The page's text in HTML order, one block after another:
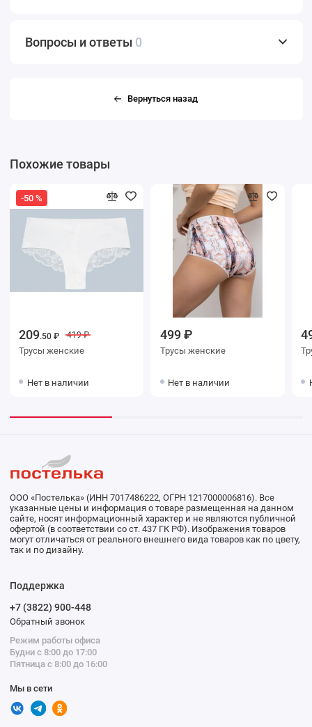
Вопросы и ответы 0
Вернуться назад
Похожие товары
-50 %
209.50 ₽ 419 ₽
Трусы женские
Нет в наличии
499 ₽
Трусы женские
Нет в наличии
ООО «Постелька» (ИНН 7017486222, ОГРН 1217000006816). Все
указанные цены и информация о товаре размещенная на данном
сайте, носят информационный характер и не являются публичной
офертой (в соответствии со ст. 437 ГК РФ). Изображения товаров
могут отличаться от реального внешнего вида товаров как по цвету,
так и по дизайну.
Поддержка
+7 (3822) 900-448
Обратный звонок
Режим работы офиса
Будни с 8:00 до 17:00
Пятница с 8:00 до 16:00
Мы в сети